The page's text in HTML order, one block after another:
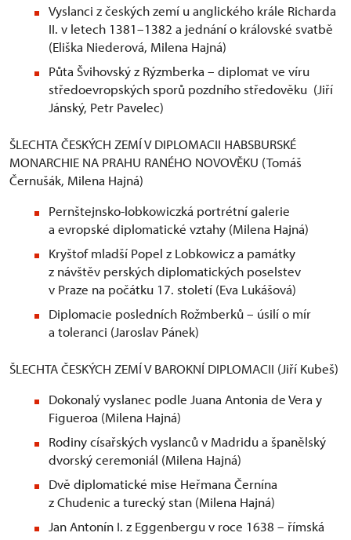
Vyslanci z českých zemí u anglického krále Richarda
II. v letech 1381–1382 a jednání o královské svatbě
(Eliška Niederová, Milena Hajná)
Půta Švihovský z Rýzmberka – diplomat ve víru
středoevropských sporů pozdního středověku (Jiří
Jánský, Petr Pavelec)
ŠLECHTA ČESKÝCH ZEMÍ V DIPLOMACII HABSBURSKÉ
MONARCHIE NA PRAHU RANÉHO NOVOVĚKU (Tomáš
Černušák, Milena Hajná)
Pernštejnsko-lobkowiczká portrétní galerie
a evropské diplomatické vztahy (Milena Hajná)
Kryštof mladší Popel z Lobkowicz a památky
z návštěv perských diplomatických poselstev
v Praze na počátku 17. století (Eva Lukášová)
Diplomacie posledních Rožmberků – úsilí o mír
a toleranci (Jaroslav Pánek)
ŠLECHTA ČESKÝCH ZEMÍ V BAROKNÍ DIPLOMACII (Jiří Kubeš)
Dokonalý vyslanec podle Juana Antonia de Vera y
Figueroa (Milena Hajná)
Rodiny císařských vyslanců v Madridu a španělský
dvorský ceremoniál (Milena Hajná)
Dvě diplomatické mise Heřmana Černína
z Chudenic a turecký stan (Milena Hajná)
Jan Antonín I. z Eggenbergu v roce 1638 – římská